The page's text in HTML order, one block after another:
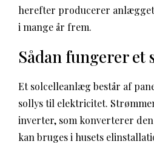
herefter producerer
i mange år frem.
Sådan fungerer et
Et solcelleanlæg består af
sollys til elektricitet.
inverter, som konverterer
kan bruges i husets